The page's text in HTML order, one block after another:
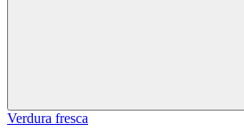
Verdura fresca